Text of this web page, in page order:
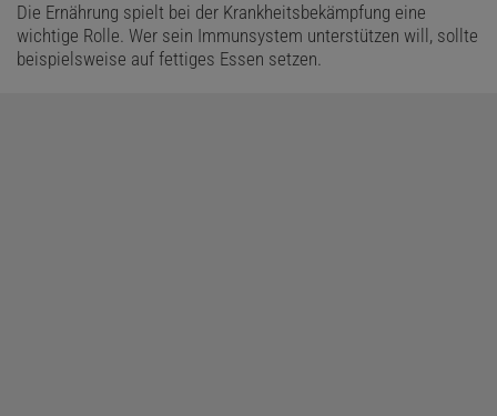
Die Ernährung spielt bei der Krankheitsbekämpfung eine
wichtige Rolle. Wer sein Immunsystem unterstützen will, sollte
beispielsweise auf fettiges Essen setzen.